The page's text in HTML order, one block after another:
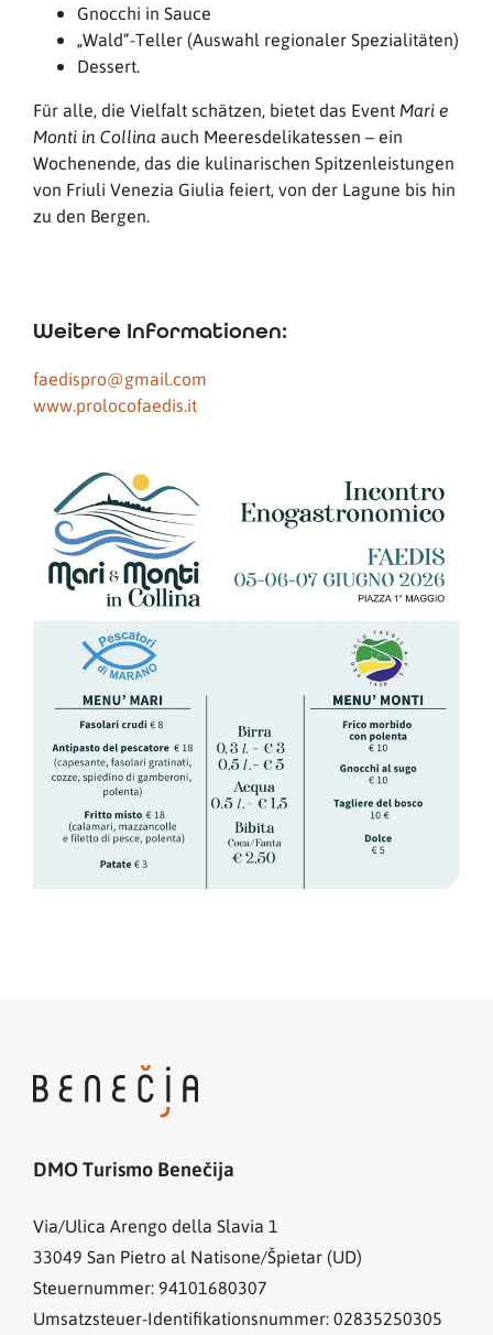
Gnocchi in Sauce
„Wald“-Teller (Auswahl regionaler Spezialitäten)
Dessert.
Für alle, die Vielfalt schätzen, bietet das Event Mari e
Monti in Collina auch Meeresdelikatessen – ein
Wochenende, das die kulinarischen Spitzenleistungen
von Friuli Venezia Giulia feiert, von der Lagune bis hin
zu den Bergen.
Weitere Informationen:
faedispro@gmail.com
www.prolocofaedis.it
DMO Turismo Benečija
Via/Ulica Arengo della Slavia 1
33049 San Pietro al Natisone/Špietar (UD)
Steuernummer: 94101680307
Umsatzsteuer-Identifikationsnummer: 02835250305